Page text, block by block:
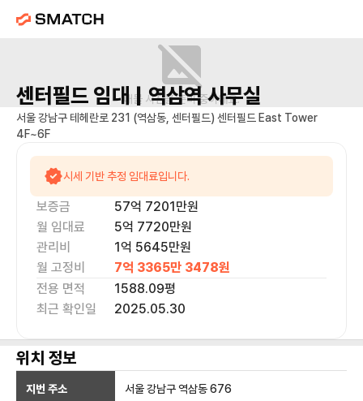
매물 사진을 준비 중이에요.
센터필드 임대 | 역삼역사무실
서울 강남구 테헤란로 231 (역삼동, 센터필드) 센터필드 East Tower
4F~6F
시세 기반 추정 임대료입니다.
보증금 57억 7201만원
월 임대료
5억 7720만원
관리비
1억 5645만원
월 고정비
7억 3365만 3478원
전용 면적
1588.09평
최근 확인일
2025.05.30
위치 정보
지번 주소 서울 강남구 역삼동 676